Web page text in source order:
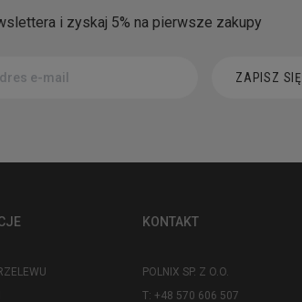
i zyskaj 5% na pierwsze zakupy
ZAPISZ SIĘ
KONTAKT
POLNIX SP. Z O.O.
T: +48 570 606 507